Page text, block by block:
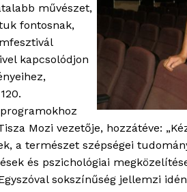
művészet,
fontosnak,
kapcsolódjon
Mozi vezetője, hozzátéve:
a természet szépségei
és pszichológiai
sokszínűség jellemzi